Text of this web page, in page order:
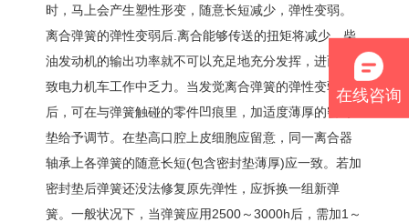
时，马上会产生塑性形变，随意长短减少，弹性变弱。
离合弹簧的弹性变弱后.离合能够传送的扭矩将减少，柴
油发动机的输出功率就不可以充足地充分发挥，进而导
致电力机车工作中乏力。当发觉离合弹簧的弹性变弱
后，可在与弹簧触碰的零件凹痕里，加适度薄厚的密封
垫给予调节。在垫高口腔上皮细胞应留意，同一离合器
轴承上各弹簧的随意长短(包含密封垫薄厚)应一致。若加
密封垫后弹簧还没法修复原先弹性，应拆换一组新弹
簧。一般状况下，当弹簧应用2500～3000h后，需加1～
在线咨询